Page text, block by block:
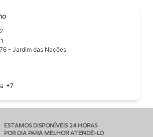
- Jardim das Nações
+7
ESTAMOS DISPONÍVEIS 24 HORAS
POR DIA PARA MELHOR ATENDÊ-LO